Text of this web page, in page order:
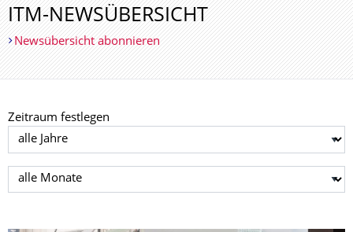
ITM-NEWSÜBERSICHT
Newsübersicht abonnieren
Zeitraum festlegen
Jahr auswählen
Monat auswählen